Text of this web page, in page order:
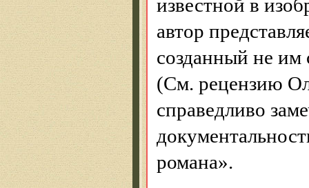
известной в
автор
созданный не
(См. рецензию
справедливо
романа».